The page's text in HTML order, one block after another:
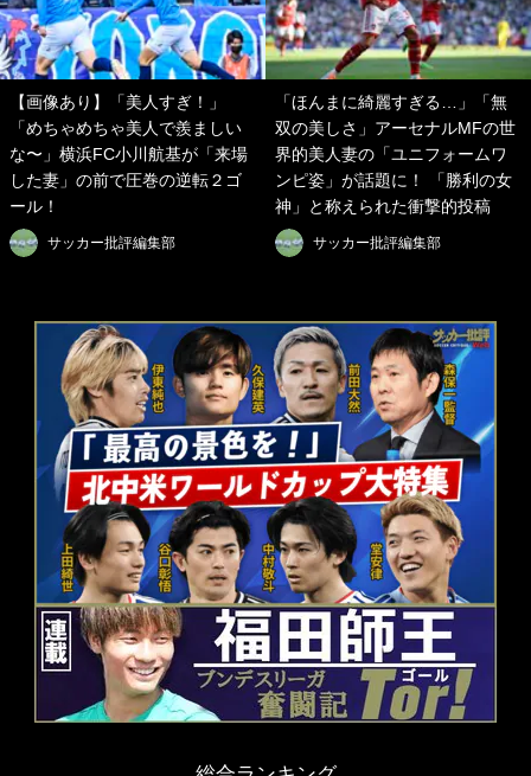
【画像あり】「美人すぎ！」
「めちゃめちゃ美人で羨ましい
な〜」横浜FC小川航基が「来場
した妻」の前で圧巻の逆転２ゴ
ール！
サッカー批評編集部
「ほんまに綺麗すぎる…」「無
双の美しさ」アーセナルMFの世
界的美人妻の「ユニフォームワ
ンピ姿」が話題に！ 「勝利の女
神」と称えられた衝撃的投稿
サッカー批評編集部